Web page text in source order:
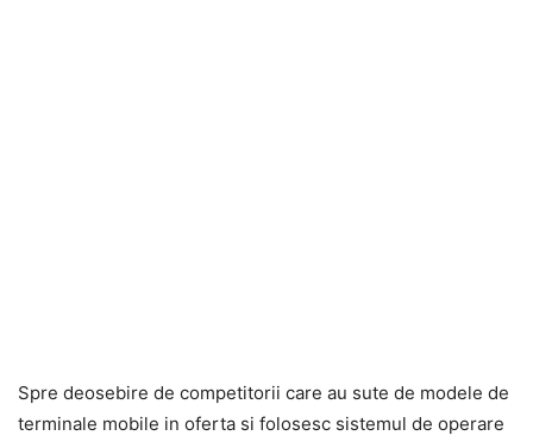
Spre deosebire de competitorii care au sute de modele de
terminale mobile in oferta si folosesc sistemul de operare